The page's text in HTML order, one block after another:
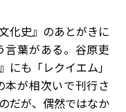
化史』のあとがきに
言葉がある。谷原吏
にも「レクイエム」
が相次いで刊行さ
だが、偶然ではなか